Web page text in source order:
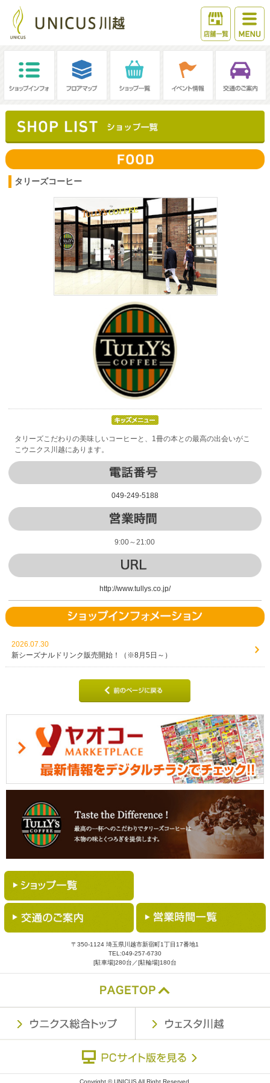
タリーズコーヒー
タリーズこだわりの美味しいコーヒーと、1冊の本との最高の出会いがこ
こウニクス川越にあります。
049-249-5188
9:00～21:00
http://www.tullys.co.jp/
2026.07.30
新シーズナルドリンク販売開始！（※8月5日～）
〒350-1124 埼玉県川越市新宿町1丁目17番地1
TEL:049-257-6730
[駐車場]280台／[駐輪場]180台